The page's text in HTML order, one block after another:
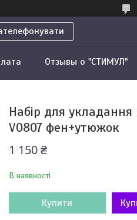
Отзывы о "СТИМУЛ"
Набір для укладання
V0807 фен+утюжок
1 150 ₴
В наявності
Купити